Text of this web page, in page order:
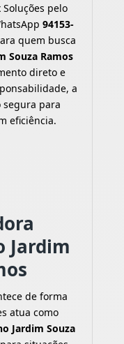
pelo
94153-
quem busca
Souza Ramos
direto e
a
segura para
eficiência.
Jardim
de forma
atua como
Jardim Souza